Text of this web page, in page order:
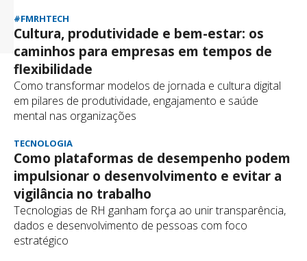
#FMRHTECH
Cultura, produtividade e bem-estar: os
caminhos para empresas em tempos de
flexibilidade
Como transformar modelos de jornada e cultura digital
em pilares de produtividade, engajamento e saúde
mental nas organizações
TECNOLOGIA
Como plataformas de desempenho podem
impulsionar o desenvolvimento e evitar a
vigilância no trabalho
Tecnologias de RH ganham força ao unir transparência,
dados e desenvolvimento de pessoas com foco
estratégico